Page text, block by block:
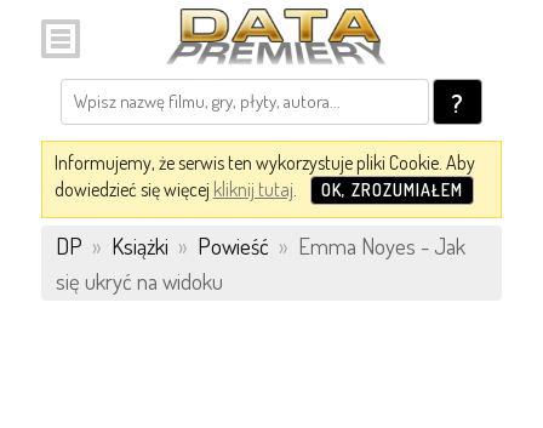
?
Informujemy, że serwis ten wykorzystuje pliki Cookie. Aby
dowiedzieć się więcej kliknij tutaj. OK, ZROZUMIAŁEM
DP » Książki » Powieść » Emma Noyes - Jak
się ukryć na widoku